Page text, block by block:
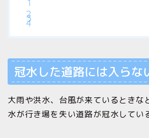
冠水した道路には入らな
大雨や洪水、台風が来ているときな
水が行き場を失い道路が冠水してい